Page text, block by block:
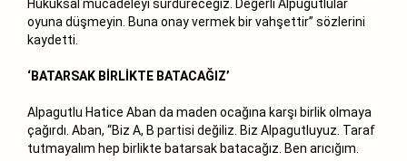
Hukuksal mücadeleyi sürdüreceğiz. Değerli Alpugutlular
oyuna düşmeyin. Buna onay vermek bir vahşettir” sözlerini
kaydetti.
‘BATARSAK BİRLİKTE BATACAĞIZ’
Alpagutlu Hatice Aban da maden ocağına karşı birlik olmaya
çağırdı. Aban, “Biz A, B partisi değiliz. Biz Alpagutluyuz. Taraf
tutmayalım hep birlikte batarsak batacağız. Ben arıcığım.